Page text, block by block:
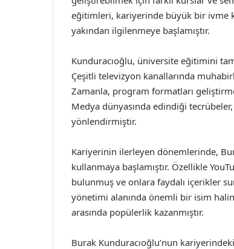
eğitimleri, kariyerinde büyük bir ivme
yakından ilgilenmeye başlamıştır.
Kunduracıoğlu, üniversite eğitimini
Çeşitli televizyon kanallarında
Zamanla, program formatları
Medya dünyasında edindiği
yönlendirmiştir.
Kariyerinin ilerleyen dönemlerinde,
kullanmaya başlamıştır. Özellikle
bulunmuş ve onlara faydalı içerikler
yönetimi alanında önemli bir isim
arasında popülerlik kazanmıştır.
Burak Kunduracıoğlu’nun